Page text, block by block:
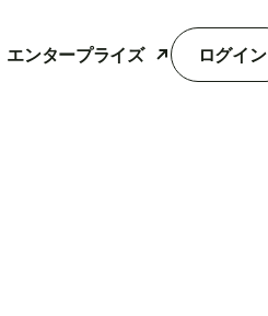
エンタープライズ ログイン